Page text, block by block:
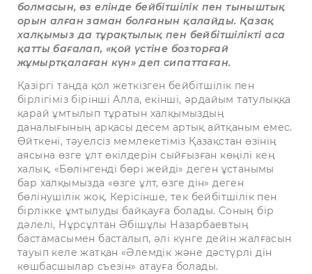
болмасын, өз елінде бейбітшілік пен тыныштық
орын алған заман болғанын қалайды. Қазақ
халқымыз да тұрақтылық пен бейбітшілікті аса
қатты бағалап, «қой үстіне бозторғай
жұмыртқалаған күн» деп сипаттаған.
Қазіргі таңда қол жеткізген бейбітшілік пен
бірлігіміз бірінші Алла, екінші, әрдайым татулыққа
қарай ұмтылып тұратын халқымыздың
даналығының арқасы десем артық айтқаным емес.
Өйткені, тәуелсіз мемлекетіміз Қазақстан өзінің
аясына өзге ұлт өкілдерін сыйғызған көңілі кең
халық. «Бөлінгенді бөрі жейді» деген ұстанымы
бар халқымызда «өзге ұлт, өзге дін» деген
бөлінушілік жоқ. Керісінше, тек бейбітшілік пен
бірлікке ұмтылуды байқауға болады. Соның бір
дәлелі, Нұрсұлтан Әбішұлы Назарбаевтың
бастамасымен басталып, әлі күнге дейін жалғасын
тауып келе жатқан «Әлемдік және дәстүрлі дін
көшбасшылар съезін» атауға болады.